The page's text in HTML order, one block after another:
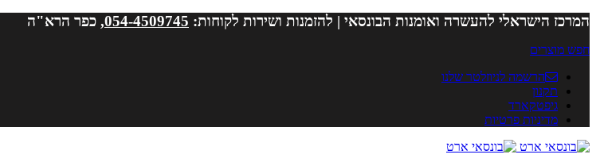
המרכז הישראלי להעשרה ואומנות הבונסאי | להזמנות ושירות לקוחות: 054-4509745, כפר הרא"ה
חפש מוצרים
הרשמה לניוזלטר שלנו
תקנון
גיפטקארד
מדיניות פרטיות